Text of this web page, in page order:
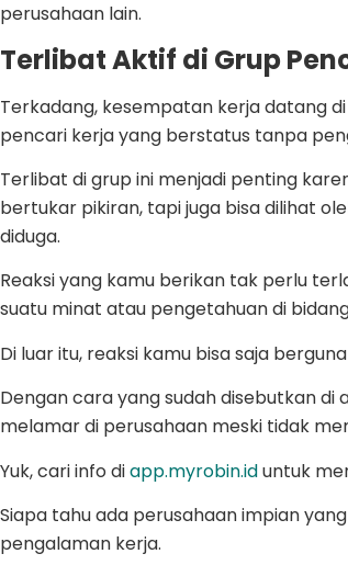
perusahaan lain.
Terlibat Aktif di Grup
Terkadang, kesempatan kerja datang
pencari kerja yang berstatus tanpa
Terlibat di grup ini menjadi penting
bertukar pikiran, tapi juga bisa dilihat
diduga.
Reaksi yang kamu berikan tak perlu
suatu minat atau pengetahuan di
Di luar itu, reaksi kamu bisa saja
Dengan cara yang sudah disebutkan
melamar di perusahaan meski tidak
Yuk, cari info diapp.myrobin.iduntuk
Siapa tahu ada perusahaan impian
pengalaman kerja.